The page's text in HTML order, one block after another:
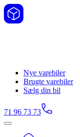
Nye varebiler
Brugte varebiler
Sælg din bil
71 96 73 73